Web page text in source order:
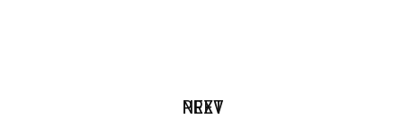
PREV
NEXT